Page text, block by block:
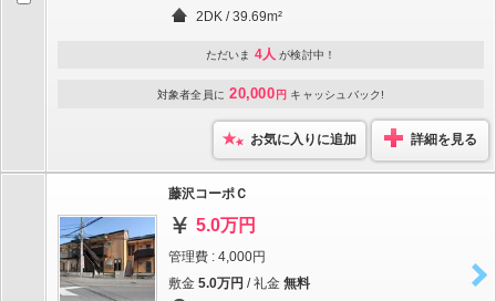
2DK / 39.69m²
ただいま 4人 が検討中！
対象者全員に 20,000 円 キャッシュバック!
お気に入りに追加 詳細を見る
藤沢コーポＣ
5.0万円
管理費 : 4,000円
敷金 5.0万円 / 礼金 無料